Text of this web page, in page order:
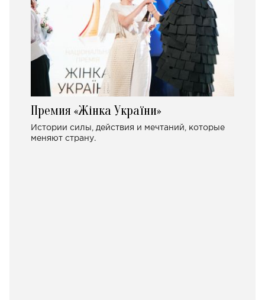
Премия «Жінка України»
Истории силы, действия и мечтаний, которые
меняют страну.